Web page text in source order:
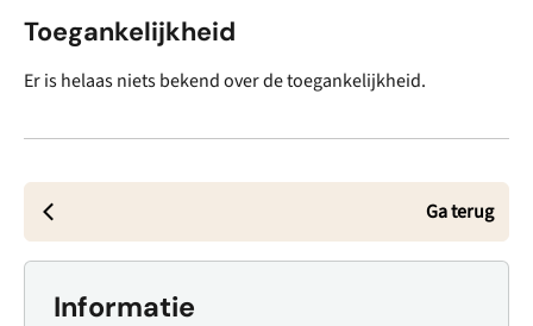
Toegankelijkheid
Er is helaas niets bekend over de toegankelijkheid.
Ga terug
Informatie